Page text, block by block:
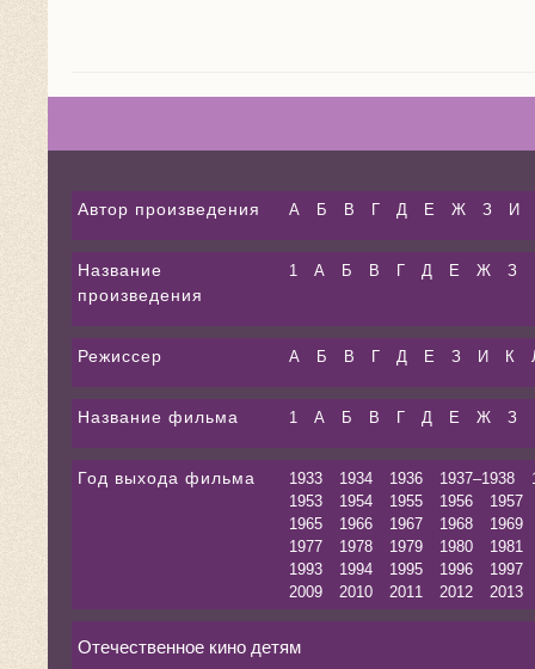
Автор произведения А Б В Г Д Е Ж З И
Название
произведения
1 А Б В Г Д Е Ж З
Режиссер А Б В Г Д Е З И К
Название фильма 1 А Б В Г Д Е Ж З
Год выхода фильма 1933 1934 1936 1937–1938
1953
1954 1955 1956
1957
1965
1966 1967 1968
1969
1977
1978 1979 1980
1981
1993
1994 1995 1996
1997
2009
2010 2011 2012 2013
Отечественное кино детям